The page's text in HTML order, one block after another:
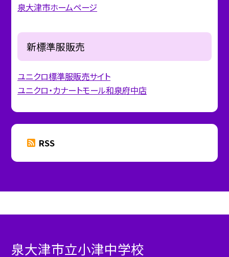
泉大津市ホームページ
新標準服販売
ユニクロ標準服販売サイト
ユニクロ・カナートモール和泉府中店
RSS
泉大津市立小津中学校